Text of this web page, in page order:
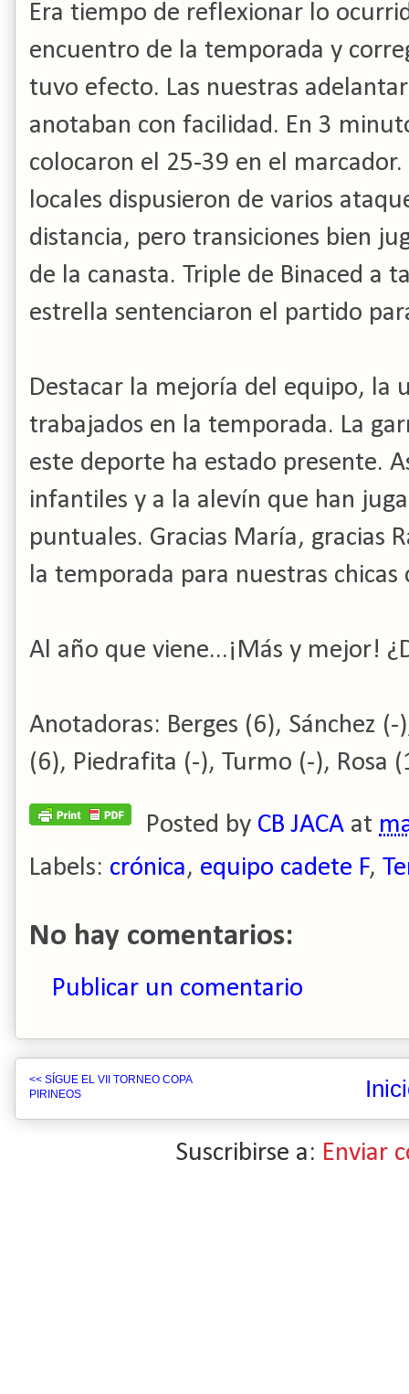
Era tiempo de reflexionar lo
encuentro de la temporada y
tuvo efecto. Las nuestras
anotaban con facilidad. En 3
colocaron el 25-39 en el
locales dispusieron de varios
distancia, pero transiciones bien
de la canasta. Triple de Binaced a
estrella sentenciaron el partido
Destacar la mejoría del equipo, la
trabajados en la temporada. La
este deporte ha estado presente.
infantiles y a la alevín que han
puntuales. Gracias María, gracias
la temporada para nuestras chicas
Al año que viene...¡Más y mejor!
Anotadoras: Berges (6), Sánchez
(6), Piedrafita (-), Turmo (-), Rosa
Posted by CB JACA at
Labels: crónica, equipo cadete F,
No hay comentarios:
Publicar un comentario
<< SÍGUE EL VII TORNEO COPA
PIRINEOS
Suscribirse a: Enviar